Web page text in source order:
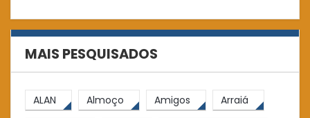
MAIS PESQUISADOS
ALAN Almoço Amigos Arraiá